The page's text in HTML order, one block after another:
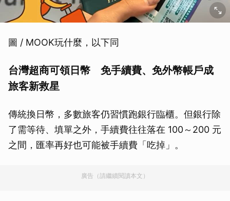
圖 / MOOK玩什麼，以下同
台灣超商可領日幣 免手續費、免外幣帳戶成
旅客新救星
傳統換日幣，多數旅客仍習慣跑銀行臨櫃。但銀行除
了需等待、填單之外，手續費往往落在 100～200 元
之間，匯率再好也可能被手續費「吃掉」。
廣告（請繼續閱讀本文）